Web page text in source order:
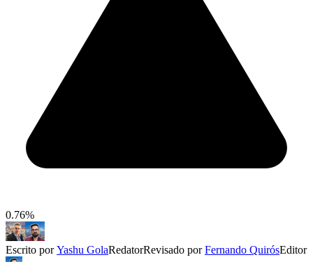
0.76%
Escrito porYashu GolaRedatorRevisado porFernando QuirósEditor